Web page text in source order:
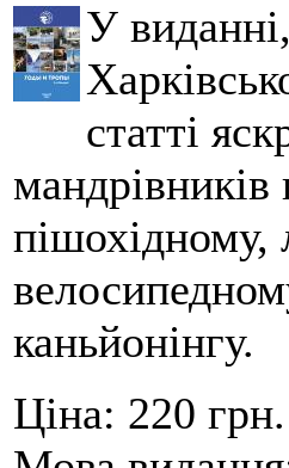
У
статті
пішохідному,
каньйонінгу.
Ціна: 220 грн.